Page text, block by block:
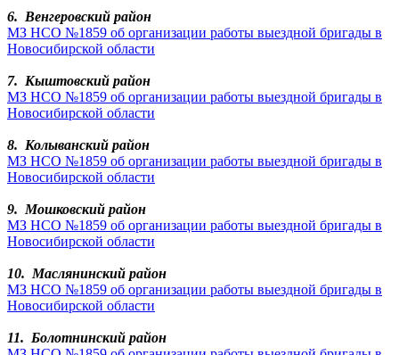
6. Венгеровский район
МЗ НСО №1859 об организации работы выездной бригады в
Новосибирской области
7. Кыштовский район
МЗ НСО №1859 об организации работы выездной бригады в
Новосибирской области
8. Колыванский район
МЗ НСО №1859 об организации работы выездной бригады в
Новосибирской области
9. Мошковский район
МЗ НСО №1859 об организации работы выездной бригады в
Новосибирской области
10. Маслянинский район
МЗ НСО №1859 об организации работы выездной бригады в
Новосибирской области
11. Болотнинский район